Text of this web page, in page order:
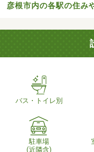
彦根市内の各駅の住み
バス・トイレ別
駐車場
(近隣含)